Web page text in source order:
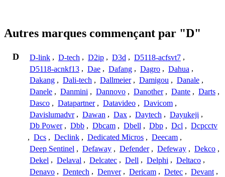
Autres marques commençant par "D"
D D-link , D-tech , D2ip , D3d , D5118-acfsvt7 ,
D5118-acnkf13 , Dae , Dafang , Dagro , Dahua ,
Dakang , Dali-tech , Dallmeier , Damigou , Danale ,
Danele , Danmini , Dannovo , Danother , Dante , Darts ,
Dasco , Datapartner , Datavideo , Davicom ,
Davislumadvr , Dawan , Dax , Daytech , Dayukeji ,
Db Power , Dbb , Dbcam , Dbell , Dbp , Dcl , Dcpcctv
, Dcs , Declink , Dedicated Micros , Deecam ,
Deep Sentinel , Defaway , Defender , Defeway , Dekco ,
Dekel , Delaval , Delcatec , Dell , Delphi , Deltaco ,
Denavo , Dentech , Denver , Dericam , Detec , Devant ,